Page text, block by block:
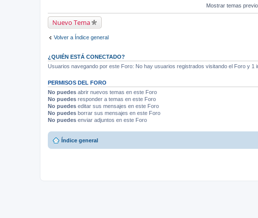
Mostrar temas
Nuevo Tema
Volver a Índice general
¿QUIÉN ESTÁ CONECTADO?
Usuarios navegando por este Foro: No hay usuarios registrados visitando el Foro y 1
PERMISOS DEL FORO
No puedes abrir nuevos temas en este Foro
No puedes responder a temas en este Foro
No puedes editar sus mensajes en este Foro
No puedes borrar sus mensajes en este Foro
No puedes enviar adjuntos en este Foro
Índice general